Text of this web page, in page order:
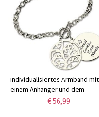
Individualisiertes Armband mit
einem Anhänger und dem
Familienstammbaum
€ 56,99